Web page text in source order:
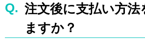
注文後に支払い方法
ますか？